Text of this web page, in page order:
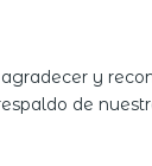
y
de